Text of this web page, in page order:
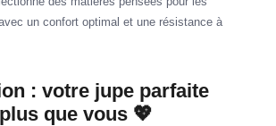
un confort optimal et une résistance à
: votre jupe parfaite
que vous 💖